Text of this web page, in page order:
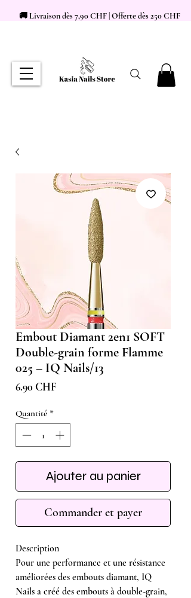
🚚 Livraison dès 7,90 CHF | Offerte dès 250 CHF
Embout Diamant 2en1 SOFT
Double-grain forme Flamme
025 – IQ Nails/13
6.90 CHFPrix
Quantité *
Ajouter au panier
Commander et payer
Description
Pour une performance et une résistance
améliorées des embouts diamant, IQ
Nails a créé des embouts à double-grain,